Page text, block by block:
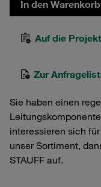
In den Warenkorb
Auf die
Zur
Sie haben einen
interessieren sich
unser Sortiment,
STAUFF auf.